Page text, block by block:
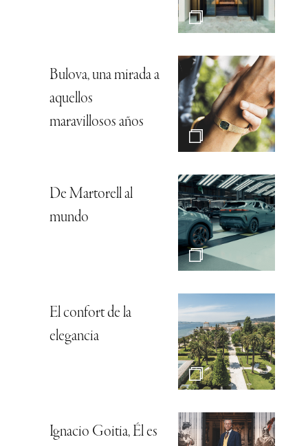
Bulova, una mirada a
aquellos
maravillosos años
De Martorell al
mundo
El confort de la
elegancia
Ignacio Goitia, Él es